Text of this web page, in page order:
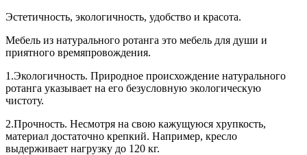
Эстетичность, экологичность, удобство и красота.
Мебель из натурального ротанга это мебель для души и
приятного времяпровождения.
1.Экологичность. Природное происхождение натурального
ротанга указывает на его безусловную экологическую
чистоту.
2.Прочность. Несмотря на свою кажущуюся хрупкость,
материал достаточно крепкий. Например, кресло
выдерживает нагрузку до 120 кг.